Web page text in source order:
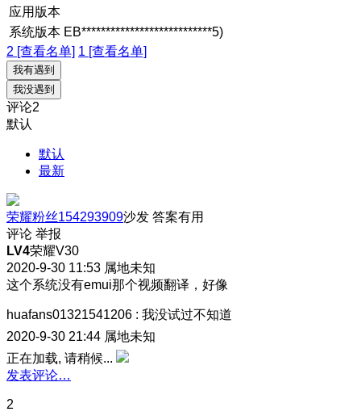
应用版本
系统版本 EB***************************5)
2 [查看名单] 1 [查看名单]
我有遇到
我没遇到
评论2
默认
默认
最新
荣耀粉丝154293909沙发 答案有用
评论 举报
LV4荣耀V30
2020-9-30 11:53 属地未知
这个系统没有emui那个视频翻译，好像
huafans01321541206 : 我没试过不知道
2020-9-30 21:44 属地未知
正在加载, 请稍候...
发表评论…
2